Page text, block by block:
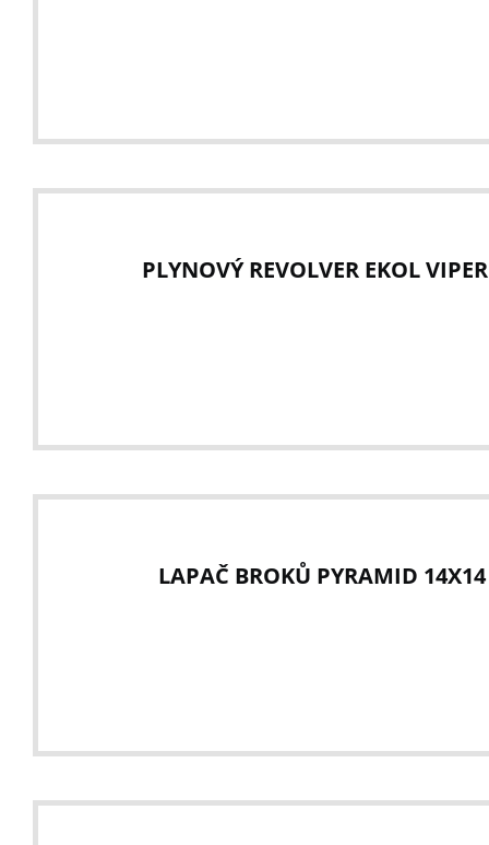
PLYNOVÝ REVOLVER EKOL
LAPAČ BROKŮ PYRAMID